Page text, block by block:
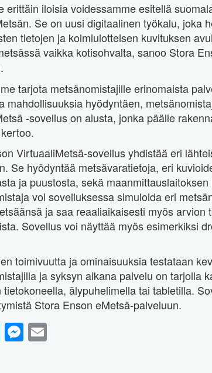
erittäin iloisia voidessamme esitellä
Se on uusi digitaalinen työkalu, joka
tietojen ja kolmiulotteisen kuvituksen
vaikka kotisohvalta, sanoo Stora
.
tarjota metsänomistajille erinomaista
mahdollisuuksia hyödyntäen,
-sovellus on alusta, jonka päälle
VirtuaaliMetsä-sovellus yhdistää eri
Se hyödyntää metsävaratietoja, eri
ja puustosta, sekä
voi sovelluksessa simuloida eri
ja saa reaaliaikaisesti myös arvion
Sovellus voi näyttää myös esimerkiksi
toimivuutta ja ominaisuuksia testataan
ja syksyn aikana palvelu on tarjolla
tietokoneella, älypuhelimella tai tabletilla.
Stora Enson eMetsä-palveluun.
TwitterMessenger